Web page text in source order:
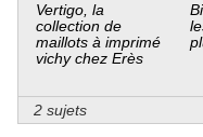
Vertigo, la
collection de
maillots à imprimé
vichy chez Erès
2 sujets